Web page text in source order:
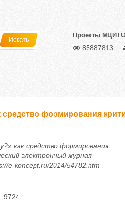
Искать
Проекты МЦИТО
85887813
средство формирования
как средство формирования
электронный журнал
e-koncept.ru/2014/54782.htm
9724